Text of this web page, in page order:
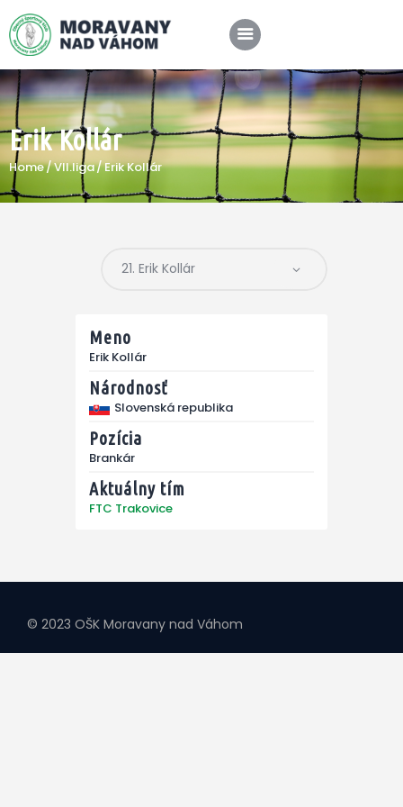
Erik Kollár
Home VII.liga Erik Kollár
SPRÁVY
KLUB
Meno
Erik Kollár
Národnosť
Slovenská republika
Pozícia
Brankár
Aktuálny tím
FTC Trakovice
© 2023 OŠK Moravany nad Váhom